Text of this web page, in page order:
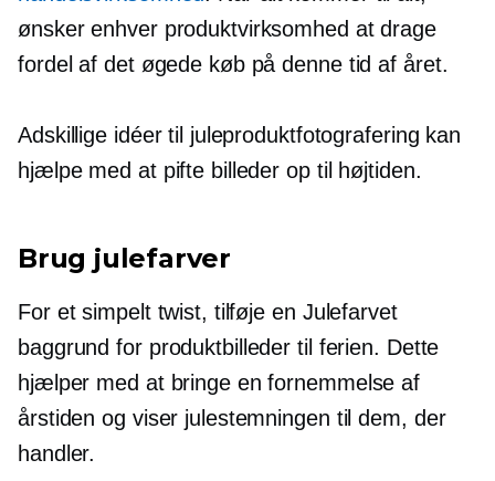
ønsker enhver produktvirksomhed at drage
fordel af det øgede køb på denne tid af året.
Adskillige idéer til juleproduktfotografering kan
hjælpe med at pifte billeder op til højtiden.
Brug julefarver
For et simpelt twist, tilføje en Julefarvet
baggrund for produktbilleder til ferien. Dette
hjælper med at bringe en fornemmelse af
årstiden og viser julestemningen til dem, der
handler.